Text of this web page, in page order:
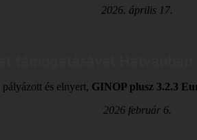
2026. április 17.
és elnyert, GINOP plusz 3.2.3
2026 február 6.